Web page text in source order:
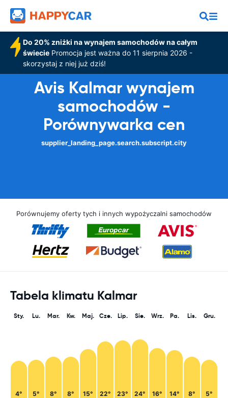
Do 20% zniżki na wynajem samochodów na całym
świeciePromocja jest ważna do 11 sierpnia 2026 -
skorzystaj z niej już dziś!
Avis Kalmar wynajem
samochodów -
Porównywarka cen
supplier_landing_page.search.subscript.city
Porównujemy oferty tych i innych wypożyczalni samochodów
Tabela klimatu Kalmar
Sty.
4°
Lu.
5°
Mar.
8°
Kw.
8°
Maj.
15°
Cze.
22°
Lip.
23°
Sie.
24°
Wrz.
16°
Pa.
14°
Lis.
8°
Gru.
5°